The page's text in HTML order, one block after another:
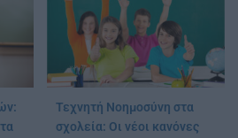
Τεχνητή Νοημοσύνη στα
σχολεία: Οι νέοι κανόνες